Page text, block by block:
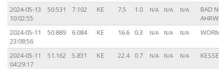
2024-05-13
10:02:55
50.531 7.102 KE 7.5 1.0 N/A N/A N/A
BAD
2024-05-11
23:08:56
50.889 6.084 KE 16.6 0.3 N/A N/A N/A
2024-05-11
04:29:17
51.162 5.831 KE 22.4 0.7 N/A N/A N/A